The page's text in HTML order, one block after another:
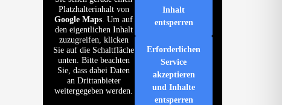
Platzhalterinhalt von
Google Maps. Um auf
den eigentlichen Inhalt
zuzugreifen, klicken
Sie auf die Schaltfläche
unten. Bitte beachten
Sie, dass dabei Daten
an Drittanbieter
weitergegeben werden.
Inhalt
entsperren
Erforderlichen
Service
akzeptieren
und Inhalte
entsperren